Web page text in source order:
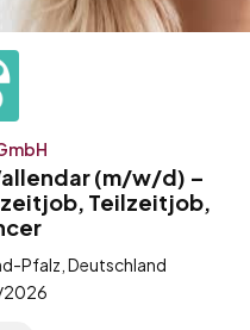
(m/w/d) –
Teilzeitjob,
Pfalz, Deutschland